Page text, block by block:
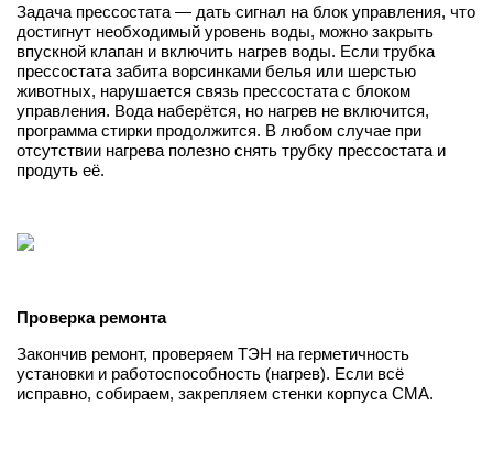
Задача прессостата — дать сигнал на блок управления, что
достигнут необходимый уровень воды, можно закрыть
впускной клапан и включить нагрев воды. Если трубка
прессостата забита ворсинками белья или шерстью
животных, нарушается связь прессостата с блоком
управления. Вода наберётся, но нагрев не включится,
программа стирки продолжится. В любом случае при
отсутствии нагрева полезно снять трубку прессостата и
продуть её.
Проверка ремонта
Закончив ремонт, проверяем ТЭН на герметичность
установки и работоспособность (нагрев). Если всё
исправно, собираем, закрепляем стенки корпуса СМА.